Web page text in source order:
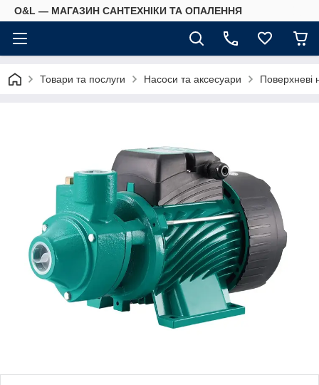
O&L — МАГАЗИН САНТЕХНІКИ ТА ОПАЛЕННЯ
Товари та послуги Насоси та аксесуари Поверхневі